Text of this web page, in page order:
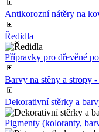
Antikorozní nátěry na
Ředidla
Přípravky pro dřevěné
Barvy na stěny a stropy
Dekorativní stěrky a
Pigmenty (koloranty,